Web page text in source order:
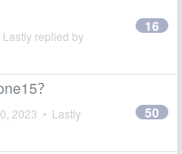
Lastly replied by
16
？
2023 • Lastly
50